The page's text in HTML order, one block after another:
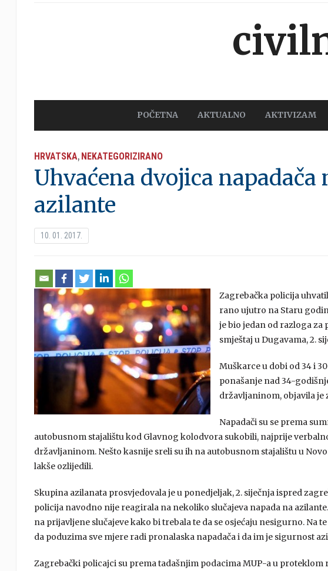
POČETNA AKTUALNO AKTIVIZAM
HRVATSKA, NEKATEGORIZIRANO
Uhvaćena dvojica napadača
azilante
10. 01. 2017.
Zagrebačka policija
rano ujutro na Staru
je bio jedan od razloga za
smještaj u Dugavama, 2.
Muškarce u dobi od 34 i
ponašanje nad 34-
državljaninom, objavila je
Napadači su se prema
autobusnom stajalištu kod Glavnog kolodvora sukobili, najprije
državljaninom. Nešto kasnije sreli su ih na autobusnom stajalištu u
lakše ozlijedili.
Skupina azilanata prosvjedovala je u ponedjeljak, 2. siječnja ispred
policija navodno nije reagirala na nekoliko slučajeva napada na
na prijavljene slučajeve kako bi trebala te da se osjećaju nesigurno. Na
da poduzima sve mjere radi pronalaska napadača i da im je sigurnost
Zagrebački policajci su prema tadašnjim podacima MUP-a u